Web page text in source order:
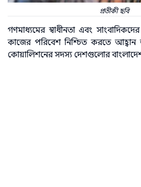
প্রতীকী ছবি
গণমাধ্যমের স্বাধীনতা এবং
কাজের পরিবেশ নিশ্চিত করতে আহ্বান
কোয়ালিশনের সদস্য দেশগুলোর